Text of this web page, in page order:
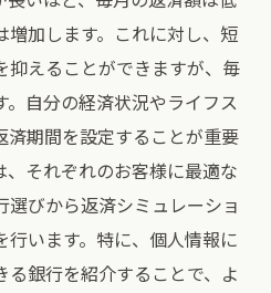
増加します。これに対し、短
抑えることができますが、毎
自分の経済状況やライフス
済期間を設定することが重要
それぞれのお客様に最適な
びから返済シミュレーショ
行います。特に、個人情報に
銀行を紹介することで、よ